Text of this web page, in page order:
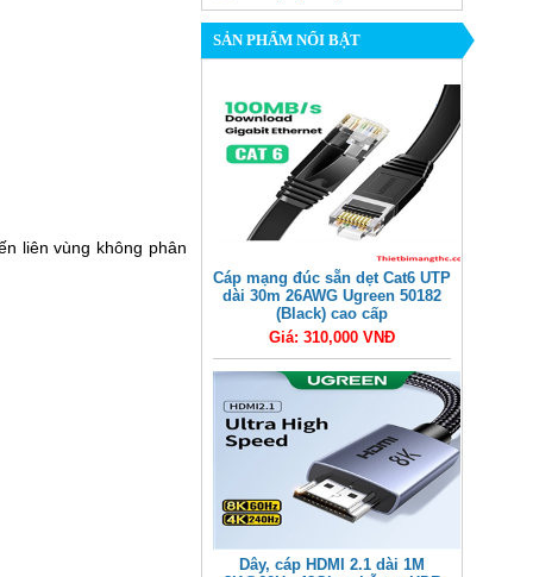
liên vùng không phân
SẢN PHẨM NỔI BẬT
Cáp mạng đúc sẵn dẹt Cat6 UTP
dài 30m 26AWG Ugreen 50182
(Black) cao cấp
Giá: 310,000 VNĐ
Dây, cáp HDMI 2.1 dài 1M